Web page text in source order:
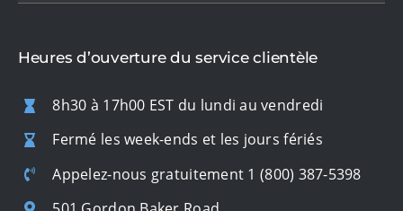
Heures d’ouverture du service clientèle
8h30 à 17h00 EST du lundi au vendredi
Fermé les week-ends et les jours fériés
Appelez-nous gratuitement 1 (800) 387-5398